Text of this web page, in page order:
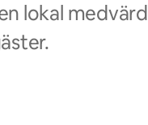
lokal medvärd